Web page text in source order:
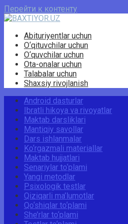
Перейти к контенту
Abituriyentlar uchun
O‘qituvchilar uchun
O‘quvchilar uchun
Ota-onalar uchun
Talabalar uchun
Shaxsiy rivojlanish
Android dasturlar
Ibratli hikoya va rivoyatlar
Maktab darsliklari
Mantiqiy savollar
Dars ishlanmalar
Ko‘rgazmali materiallar
Maktab hujjatlari
Senariylar to‘plami
Yangi metodlar
Psixologik testlar
Qiziqarli ma’lumotlar
Qo‘shiqlar to‘plami
She’rlar to‘plami